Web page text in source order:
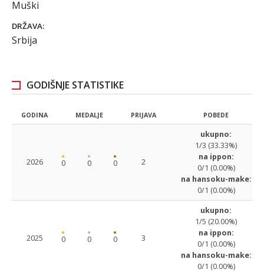
Muški
DRŽAVA:
Srbija
GODIŠNJE STATISTIKE
GODINA MEDALJE PRIJAVA POBEDE
2026 0 0 0 2
ukupno:
1/3 (33.33%)
na ippon:
0/1 (0.00%)
na hansoku-make:
0/1 (0.00%)
2025 0 0 0 3
ukupno:
1/5 (20.00%)
na ippon:
0/1 (0.00%)
na hansoku-make:
0/1 (0.00%)